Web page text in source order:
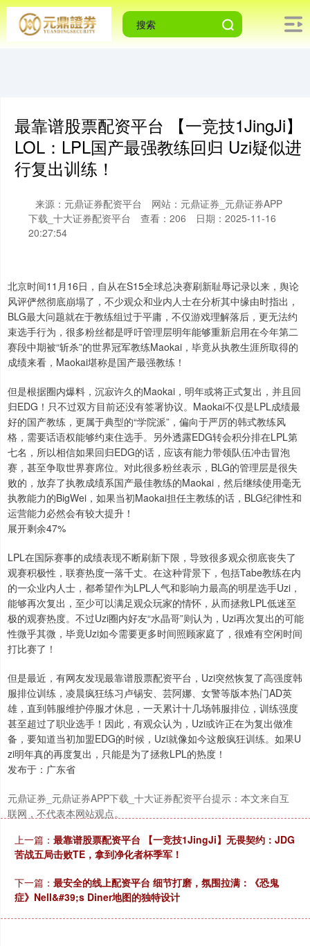
最靠谱股票配资平台 【一竞技1JingJi】
LOL：LPL国产最强教练回归 Uzi疑似进
行复出训练！
来源：元鼎证券配资平台
网站：元鼎证券_元鼎证券APP
下载_十大证券配资平台
查看：206
日期：2025-11-16
20:27:54
北京时间11月16日，自从在S15全球总决赛刷新耻辱记录以来，舆论
风评俨然彻底崩塌了，不少观众和业内人士在分析其中缘由时指出，
BLG最大问题就在于教练组过于平庸，不仅游戏理解落后，更无法约
束选手行为，很多粉丝都是呼吁管理层明年能够重新启用在今年第二
赛段中期被“斩杀”的世界冠军教练Maokai，毕竟从执教生涯所取得的
成绩来看，Maokai堪称是国产最强教练！
但是根据圈内爆料，沉寂许久的Maokai，明年或将正式复出，并且回
归EDG！只不过双方目前还没有签署协议。Maokai不仅是LPL成绩最
好的国产教练，更属于典型的“学院派”，偏向于严厉的韩式教练风
格，需要话语权能够约束住选手。另外透露EDG转会积分排在LPL第
七名，所以相信如果回归EDG的话，应该有能力带领队伍冲击冒泡
赛，甚至争取世界赛席位。对此很多粉丝表示，BLG的管理层是很失
败的，放弃了执教成绩系国产最佳教练的Maokai，然后继续使用毫无
执教能力的BigWei，如果当初Maokai担任主教练的话，BLG纪律性和
运营能力必然会有较大提升！
展开剩余47%
LPL在国际赛事的成绩表现不断刷新下限，导致很多观众彻底丧失了
观赛积极性，联赛热度一落千丈。在这种背景下，包括Tabe教练在内
的一众业内人士，都希望作为LPL人气和影响力最高的明星选手Uzi，
能够再次复出，至少可以满足观众玩家的情怀，从而拯救LPL低迷至
极的观赛热度。不过Uzi圈内好友“水晶哥”则认为，Uzi再次复出的可能
性微乎其微，毕竟Uzi如今需要更多时间照顾家庭了，很难有空闲时间
打比赛了！
但是最近，有网友发现最靠谱股票配资平台，Uzi突然恢复了高强度韩
服排位训练，凌晨疯狂练习卢锡安、芸阿娜、女警等版本热门AD英
雄，直到韩服维护停服才休息，一天累计十几场韩服排位，训练强度
甚至超过了职业选手！因此，有观众认为，Uzi或许正在为复出做准
备，要知道当初加盟EDG的时候，Uzi就像如今这般疯狂训练。如果U
zi明年真的再度复出，只能是为了拯救LPL的热度！
发布于：广东省
元鼎证券_元鼎证券APP下载_十大证券配资平台提示：本文来自互
联网，不代表本网站观点。
上一篇： 最靠谱股票配资平台 【一竞技1JingJi】无畏契约：JDG
苦战五局击败TE，拿到净化者杯季军！
下一篇： 最安全的线上配资平台 细节打磨，氛围拉满：《恐鬼
症》Nell&#39;s Diner地图的独特设计